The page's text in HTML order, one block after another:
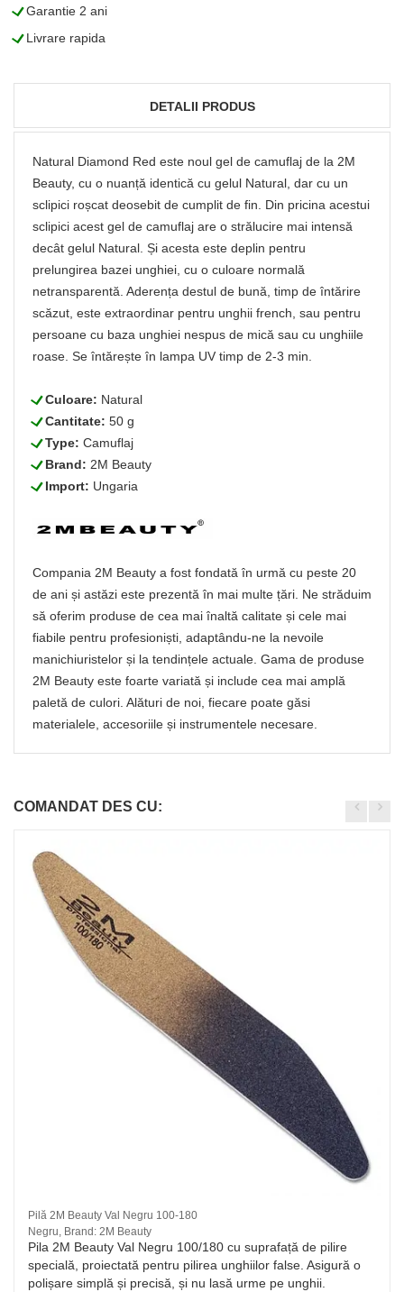
LGarantie 2 ani
LLivrare rapida
DETALII PRODUS
Natural Diamond Red este noul gel de camuflaj de la 2M
Beauty, cu o nuanță identică cu gelul Natural, dar cu un
sclipici roșcat deosebit de cumplit de fin. Din pricina acestui
sclipici acest gel de camuflaj are o strălucire mai intensă
decât gelul Natural. Și acesta este deplin pentru
prelungirea bazei unghiei, cu o culoare normală
netransparentă. Aderența destul de bună, timp de întărire
scăzut, este extraordinar pentru unghii french, sau pentru
persoane cu baza unghiei nespus de mică sau cu unghiile
roase. Se întărește în lampa UV timp de 2-3 min.
LCuloare: Natural
LCantitate: 50 g
LType: Camuflaj
LBrand: 2M Beauty
LImport: Ungaria
Compania 2M Beauty a fost fondată în urmă cu peste 20
de ani și astăzi este prezentă în mai multe țări. Ne străduim
să oferim produse de cea mai înaltă calitate și cele mai
fiabile pentru profesioniști, adaptându-ne la nevoile
manichiuristelor și la tendințele actuale. Gama de produse
2M Beauty este foarte variată și include cea mai amplă
paletă de culori. Alături de noi, fiecare poate găsi
materialele, accesoriile și instrumentele necesare.
COMANDAT DES CU:
Pilă 2M Beauty Val Negru 100-180
Negru, Brand: 2M Beauty
Pila 2M Beauty Val Negru 100/180 cu suprafață de pilire
specială, proiectată pentru pilirea unghiilor false. Asigură o
polișare simplă și precisă, și nu lasă urme pe unghii.